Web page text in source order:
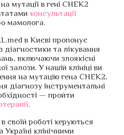
мутації в гені CHEK2
консультації
мамолога.
в Києві пропонує
діагностики та лікування
включаючи злоякісні
залози. У нашій клініці ви
на мутацію гена CHEK2,
діагнозу інструментальні
— пройти
.
своїй роботі керуються
клінічними